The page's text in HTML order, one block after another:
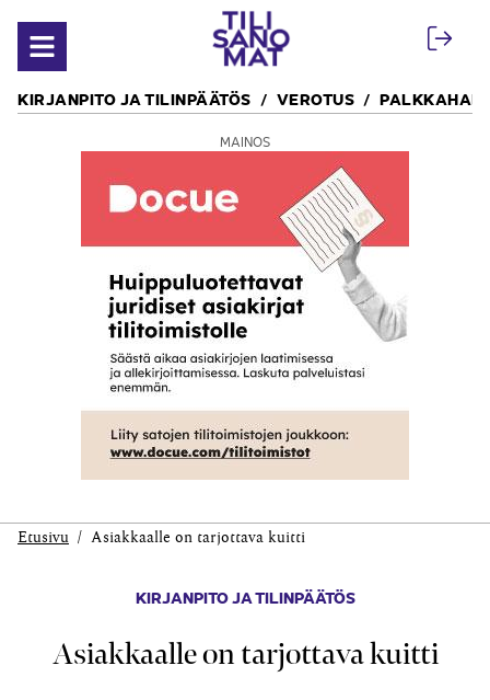
Avaa valikko
KIRJANPITO JA TILINPÄÄTÖS VEROTUS
MAINOS
Etusivu Asiakkaalle on tarjottava kuitti
KIRJANPITO JA TILINPÄÄTÖS
Asiakkaalle on tarjottava kuitti